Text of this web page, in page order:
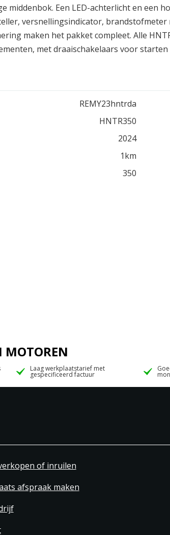
middenbok. Een LED-achterlicht en een
versnellingsindicator,
maken het pakket compleet. Alle
met draaischakelaars voor
REMY23hntrda
HNTR350
2024
1km
350
MOTOREN
Laag werkplaatstarief met
gespecificeerd factuur
of inruilen
afspraak maken